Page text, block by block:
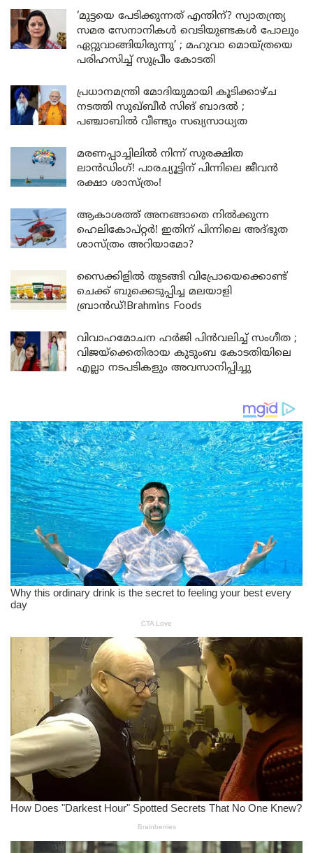
‘മുട്ടയെ പേടിക്കുന്നത് എന്തിന്? സ്വാതന്ത്ര്യ
സമര സേനാനികൾ വെടിയുണ്ടകൾ പോലും
ഏറ്റുവാങ്ങിയിരുന്നു’ ; മഹുവാ മൊയ്ത്രയെ
പരിഹസിച്ച് സുപ്രീം കോടതി
പ്രധാനമന്ത്രി മോദിയുമായി കൂടിക്കാഴ്ച
നടത്തി സുഖ്ബീർ സിങ് ബാദൽ ;
പഞ്ചാബിൽ വീണ്ടും സഖ്യസാധ്യത
മരണപ്പാച്ചിലിൽ നിന്ന് സുരക്ഷിത
ലാൻഡിംഗ്! പാരച്യൂട്ടിന് പിന്നിലെ ജീവൻ
രക്ഷാ ശാസ്ത്രം!
ആകാശത്ത് അനങ്ങാതെ നില്‍ക്കുന്ന
ഹെലികോപ്റ്റര്‍! ഇതിന് പിന്നിലെ അദ്ഭുത
ശാസ്ത്രം അറിയാമോ?
സൈക്കിളിൽ തുടങ്ങി വിപ്രോയെക്കൊണ്ട്
ചെക്ക് ബുക്കെടുപ്പിച്ച മലയാളി
ബ്രാൻഡ്!Brahmins Foods
വിവാഹമോചന ഹർജി പിൻവലിച്ച് സംഗീത ;
വിജയ്ക്കെതിരായ കുടുംബ കോടതിയിലെ
എല്ലാ നടപടികളും അവസാനിപ്പിച്ചു